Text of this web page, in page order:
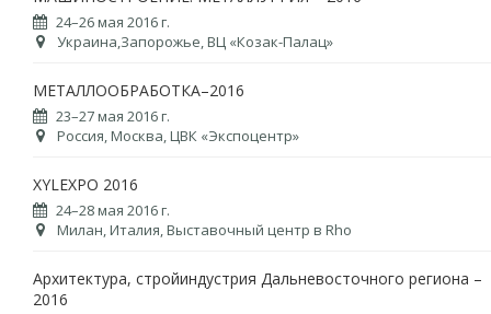
24–26 мая 2016 г.
Украина,Запорожье, ВЦ «Козак-Палац»
МЕТАЛЛООБРАБОТКА–2016
23–27 мая 2016 г.
Россия, Москва, ЦВК «Экспоцентр»
XYLEXPO 2016
24–28 мая 2016 г.
Милан, Италия, Выставочный центр в Rho
Архитектура, стройиндустрия Дальневосточного региона –
2016